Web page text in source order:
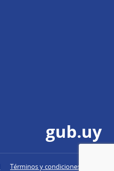
gub.uy
Términos y condiciones de uso